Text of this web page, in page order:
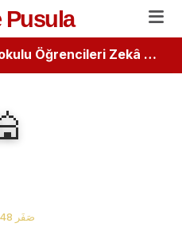
Ezine’de Minik Kalemlerden Büyük Başarı: İlk Kitaplarını Okurlarıyla Buluşturdular
Geyikli İlkokulu Öğrencileri Zekâ Oyunlarında Zirvede
25 صَفَر 1448